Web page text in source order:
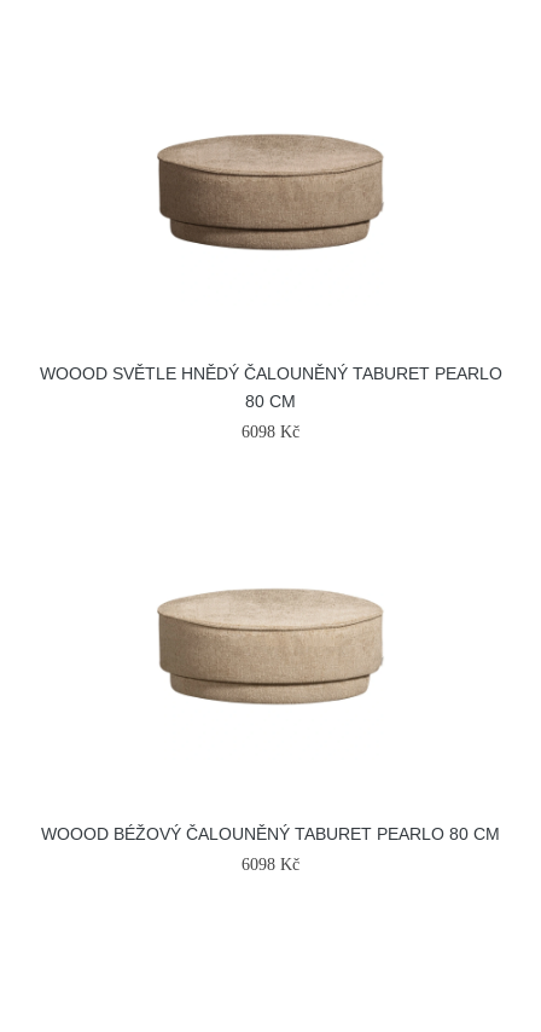
WOOOD SVĚTLE HNĚDÝ ČALOUNĚNÝ TABURET PEARLO
80 CM
6098 Kč
WOOOD BÉŽOVÝ ČALOUNĚNÝ TABURET PEARLO 80 CM
6098 Kč